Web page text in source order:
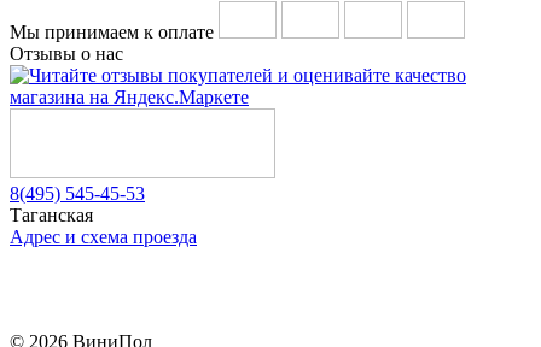
Мы принимаем к оплате
Отзывы о нас
8(495) 545-45-53
Таганская
Адрес и схема проезда
© 2026 ВиниПол